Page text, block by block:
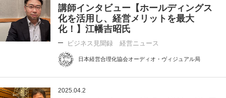
講師インタビュー【ホールディングス
化を活用し、経営メリットを最大
化！】江幡吉昭氏
ビジネス見聞録 経営ニュース
日本経営合理化協会オーディオ・ヴィジュアル局
2025.04.2